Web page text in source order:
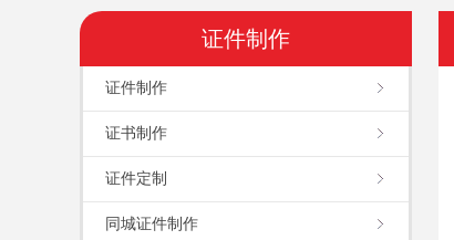
证件制作
证件制作
证书制作
证件定制
同城证件制作